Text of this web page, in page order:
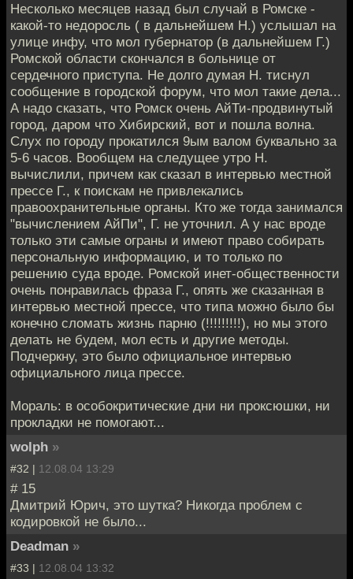
Несколько месяцев назад был случай в Ромске -
какой-то недоросль ( в дальнейшем Н.) услышал на
улице инфу, что мол губернатор (в дальнейшем Г.)
Ромской области скончался в больнице от
сердечного приступа. Не долго думая Н. тиснул
сообщение в городской форум, что мол такие дела...
А надо сказать, что Ромск очень АйТи-продвинутый
город, даром что Хибирский, вот и пошла волна.
Слух по городу прокатился 9ым валом буквально за
5-6 часов. Вообщем на следущее утро Н.
вычислили, причем как сказал в интервью местной
прессе Г., к поискам не привлекались
правоохранительные органы. Кто же тогда занимался
"вычислением АйПи", Г. не уточнил. А у нас вроде
только эти самые ограны и имеют право собирать
персональную информацию, и то только по
решению суда вроде. Ромской инет-общественности
очень понравилась фраза Г., опять же сказанная в
интервью местной прессе, что типа можно было бы
конечно сломать жизнь парню (!!!!!!!!!), но мы этого
делать не будем, мол есть и другие методы.
Подчеркну, это было официальное интервью
официального лица прессе.
Мораль: в особокритические дни ни проксюшки, ни
прокладки не помогают...
wolph »
#32 | 12.08.04 13:29
# 15
Дмитрий Юрич, это шутка? Никогда проблем с
кодировкой не было...
Deadman »
#33 | 12.08.04 13:32